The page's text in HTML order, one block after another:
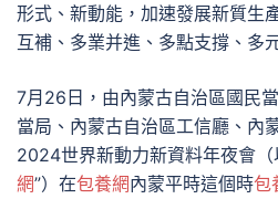
形式、新動能，加速發展新質生
互補、多業并進、多點支撐、多
7月26日，由內蒙古自治區國民
當局、內蒙古自治區工信廳、內
2024世界新動力新資料年夜會（
網”）在包養網內蒙平時這個時包